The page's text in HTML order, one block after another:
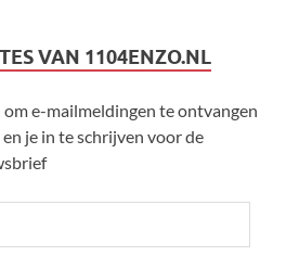
VAN 1104ENZO.NL
e-mailmeldingen te ontvangen
je in te schrijven voor de